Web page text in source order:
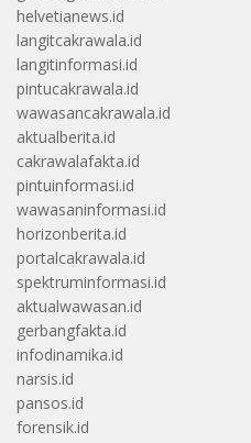
helvetianews.id
langitcakrawala.id
langitinformasi.id
pintucakrawala.id
wawasancakrawala.id
aktualberita.id
cakrawalafakta.id
pintuinformasi.id
wawasaninformasi.id
horizonberita.id
portalcakrawala.id
spektruminformasi.id
aktualwawasan.id
gerbangfakta.id
infodinamika.id
narsis.id
pansos.id
forensik.id